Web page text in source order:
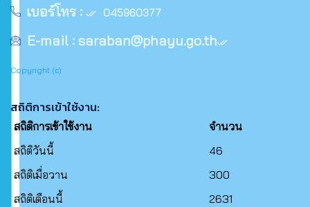
เบอร์โทร : 045960377
E-mail : saraban@phayu.go.th
Copyright (c)
สถิติการเข้าใช้งาน:
สถิติการเข้าใช้งาน
จำนวน
สถิติวันนี้
46
สถิติเมื่อวาน
300
สถิติเดือนนี้
2631